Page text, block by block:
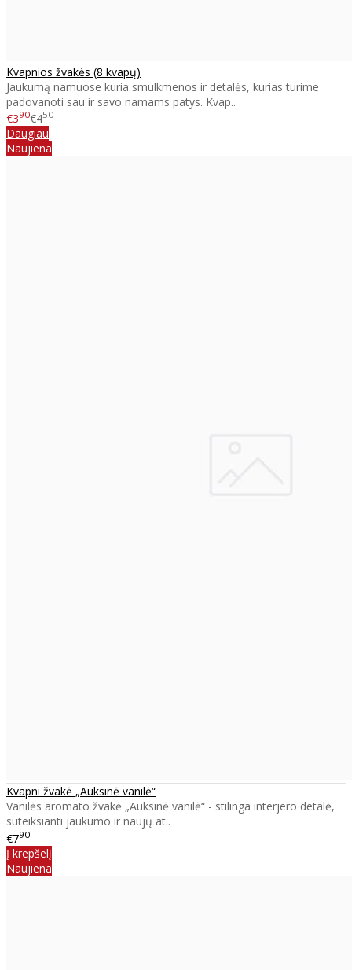
Kvapnios žvakės (8 kvapų)
Jaukumą namuose kuria smulkmenos ir detalės, kurias turime
padovanoti sau ir savo namams patys. Kvap..
€390€450
Daugiau
Naujiena
Kvapni žvakė „Auksinė vanilė“
Vanilės aromato žvakė „Auksinė vanilė“ - stilinga interjero detalė,
suteiksianti jaukumo ir naujų at..
€790
Į krepšelį
Naujiena